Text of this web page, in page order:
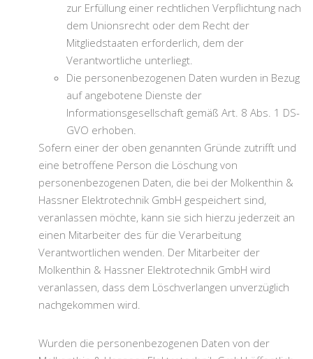
zur Erfüllung einer rechtlichen Verpflichtung nach
dem Unionsrecht oder dem Recht der
Mitgliedstaaten erforderlich, dem der
Verantwortliche unterliegt.
Die personenbezogenen Daten wurden in Bezug
auf angebotene Dienste der
Informationsgesellschaft gemäß Art. 8 Abs. 1 DS-
GVO erhoben.
Sofern einer der oben genannten Gründe zutrifft und
eine betroffene Person die Löschung von
personenbezogenen Daten, die bei der Molkenthin &
Hassner Elektrotechnik GmbH gespeichert sind,
veranlassen möchte, kann sie sich hierzu jederzeit an
einen Mitarbeiter des für die Verarbeitung
Verantwortlichen wenden. Der Mitarbeiter der
Molkenthin & Hassner Elektrotechnik GmbH wird
veranlassen, dass dem Löschverlangen unverzüglich
nachgekommen wird.
Wurden die personenbezogenen Daten von der